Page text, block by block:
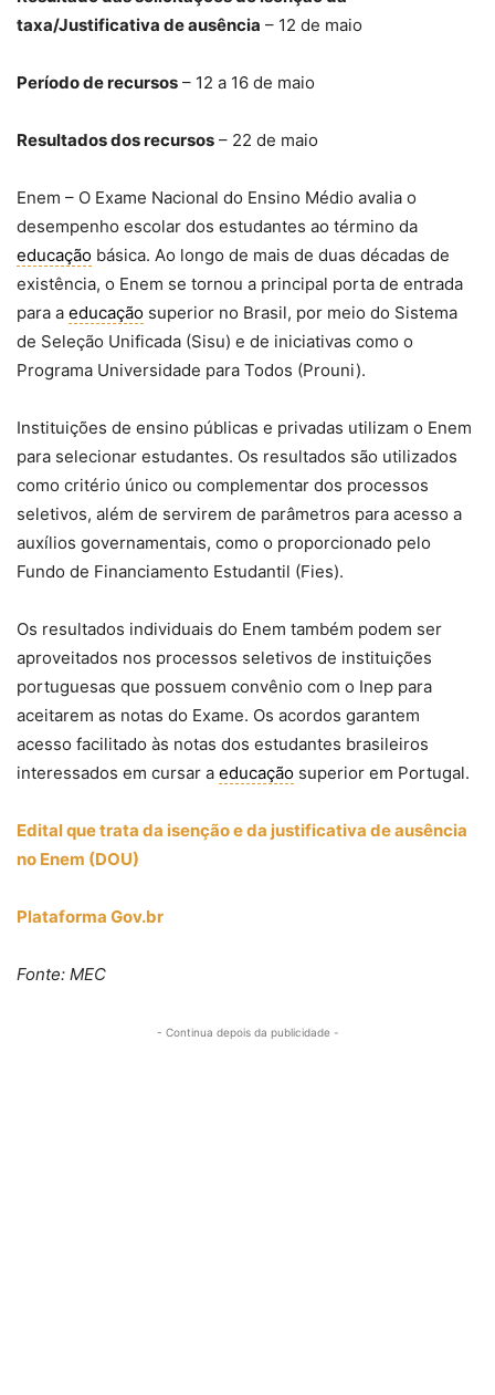
taxa/Justificativa de ausência – 12 de maio
Período de recursos – 12 a 16 de maio
Resultados dos recursos – 22 de maio
Enem – O Exame Nacional do Ensino Médio avalia o
desempenho escolar dos estudantes ao término da
educação básica. Ao longo de mais de duas décadas de
existência, o Enem se tornou a principal porta de entrada
para a educação superior no Brasil, por meio do Sistema
de Seleção Unificada (Sisu) e de iniciativas como o
Programa Universidade para Todos (Prouni).
Instituições de ensino públicas e privadas utilizam o Enem
para selecionar estudantes. Os resultados são utilizados
como critério único ou complementar dos processos
seletivos, além de servirem de parâmetros para acesso a
auxílios governamentais, como o proporcionado pelo
Fundo de Financiamento Estudantil (Fies).
Os resultados individuais do Enem também podem ser
aproveitados nos processos seletivos de instituições
portuguesas que possuem convênio com o Inep para
aceitarem as notas do Exame. Os acordos garantem
acesso facilitado às notas dos estudantes brasileiros
interessados em cursar a educação superior em Portugal.
Edital que trata da isenção e da justificativa de ausência
no Enem (DOU)
Plataforma Gov.br
Fonte: MEC
- Continua depois da publicidade -